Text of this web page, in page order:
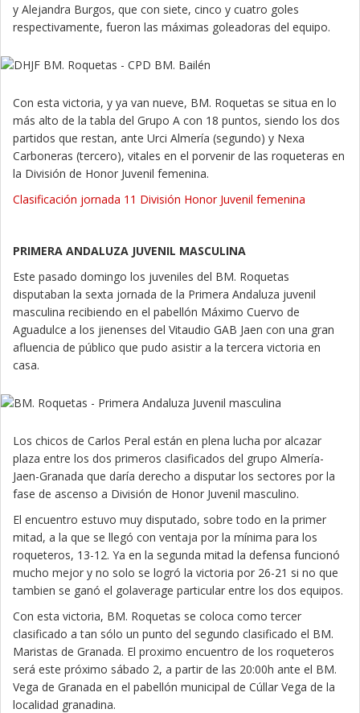
y Alejandra Burgos, que con siete, cinco y cuatro goles
respectivamente, fueron las máximas goleadoras del equipo.
Con esta victoria, y ya van nueve, BM. Roquetas se situa en lo
más alto de la tabla del Grupo A con 18 puntos, siendo los dos
partidos que restan, ante Urci Almería (segundo) y Nexa
Carboneras (tercero), vitales en el porvenir de las roqueteras en
la División de Honor Juvenil femenina.
Clasificación jornada 11 División Honor Juvenil femenina
PRIMERA ANDALUZA JUVENIL MASCULINA
Este pasado domingo los juveniles del BM. Roquetas
disputaban la sexta jornada de la Primera Andaluza juvenil
masculina recibiendo en el pabellón Máximo Cuervo de
Aguadulce a los jienenses del Vitaudio GAB Jaen con una gran
afluencia de público que pudo asistir a la tercera victoria en
casa.
Los chicos de Carlos Peral están en plena lucha por alcazar
plaza entre los dos primeros clasificados del grupo Almería-
Jaen-Granada que daría derecho a disputar los sectores por la
fase de ascenso a División de Honor Juvenil masculino.
El encuentro estuvo muy disputado, sobre todo en la primer
mitad, a la que se llegó con ventaja por la mínima para los
roqueteros, 13-12. Ya en la segunda mitad la defensa funcionó
mucho mejor y no solo se logró la victoria por 26-21 si no que
tambien se ganó el golaverage particular entre los dos equipos.
Con esta victoria, BM. Roquetas se coloca como tercer
clasificado a tan sólo un punto del segundo clasificado el BM.
Maristas de Granada. El proximo encuentro de los roqueteros
será este próximo sábado 2, a partir de las 20:00h ante el BM.
Vega de Granada en el pabellón municipal de Cúllar Vega de la
localidad granadina.